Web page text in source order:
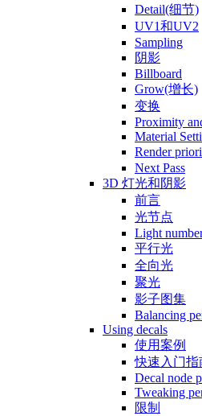
Detail(细节)
UV1和UV2
Sampling
阴影
Billboard
Grow(增长)
变换
Proximity
Material
Render
Next Pass
3D 灯光和阴影
前言
光节点
Light
平行光
全向光
聚光
影子图集
Balancing
Using decals
使用案例
快速入门指
Decal node
Tweaking
限制